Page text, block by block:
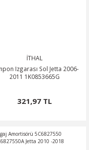
İTHAL
Izgarası Sol Jetta 2006-
2011 1K0853665G
321,97 TL